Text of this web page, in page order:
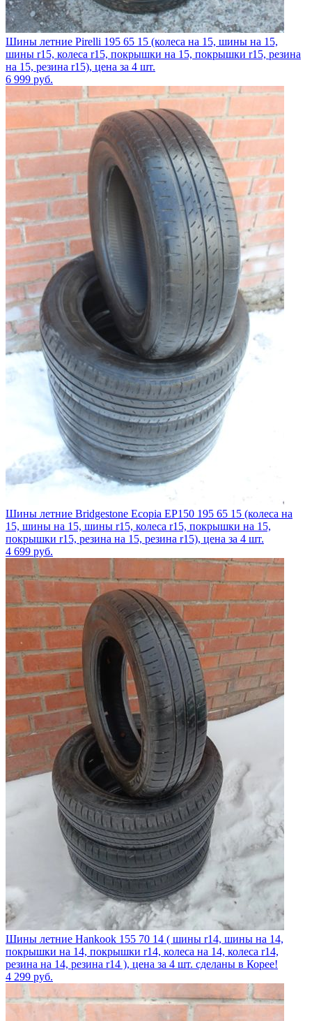
Шины летние Pirelli 195 65 15 (колеса на 15, шины на 15,
шины r15, колеса r15, покрышки на 15, покрышки r15, резина
на 15, резина r15), цена за 4 шт.
6 999 руб.
Шины летние Bridgestone Ecopia EP150 195 65 15 (колеса на
15, шины на 15, шины r15, колеса r15, покрышки на 15,
покрышки r15, резина на 15, резина r15), цена за 4 шт.
4 699 руб.
Шины летние Hankook 155 70 14 ( шины r14, шины на 14,
покрышки на 14, покрышки r14, колеса на 14, колеса r14,
резина на 14, резина r14 ), цена за 4 шт. сделаны в Корее!
4 299 руб.